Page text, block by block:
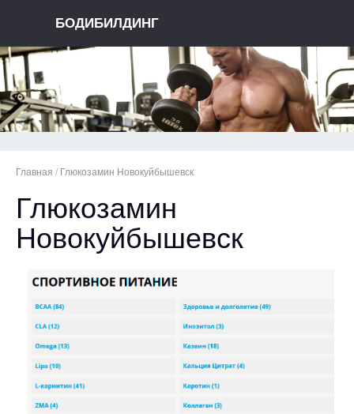
БОДИБИЛДИНГ
Главная / Глюкозамин Новокуйбышевск
Глюкозамин
Новокуйбышевск